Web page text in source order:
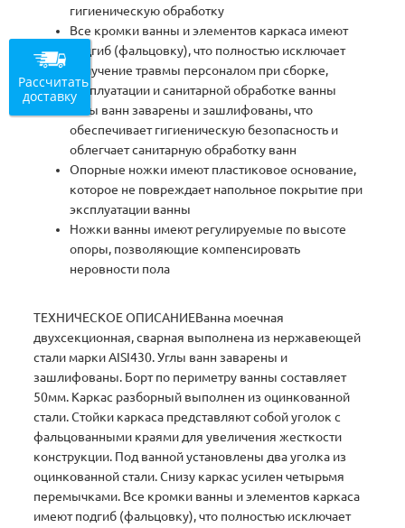
гигиеническую обработку
Все кромки ванны и элементов каркаса имеют
подгиб (фальцовку), что полностью исключает
получение травмы персоналом при сборке,
эксплуатации и санитарной обработке ванны
Углы ванн заварены и зашлифованы, что
обеспечивает гигиеническую безопасность и
облегчает санитарную обработку ванн
Опорные ножки имеют пластиковое основание,
которое не повреждает напольное покрытие при
эксплуатации ванны
Ножки ванны имеют регулируемые по высоте
опоры, позволяющие компенсировать
неровности пола
ТЕХНИЧЕСКОЕ ОПИСАНИЕВанна моечная
двухсекционная, сварная выполнена из нержавеющей
стали марки AISI430. Углы ванн заварены и
зашлифованы. Борт по периметру ванны составляет
50мм. Каркас разборный выполнен из оцинкованной
стали. Стойки каркаса представляют собой уголок с
фальцованными краями для увеличения жесткости
конструкции. Под ванной установлены два уголка из
оцинкованной стали. Снизу каркас усилен четырьмя
перемычками. Все кромки ванны и элементов каркаса
имеют подгиб (фальцовку), что полностью исключает
Рассчитать
доставку